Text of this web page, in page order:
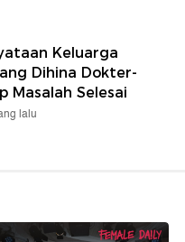
Keluarga
Dihina Dokter-
Masalah Selesai
lalu